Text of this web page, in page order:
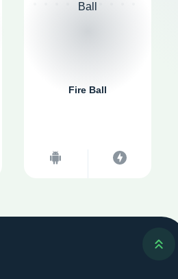
Fire Ball
Наверх